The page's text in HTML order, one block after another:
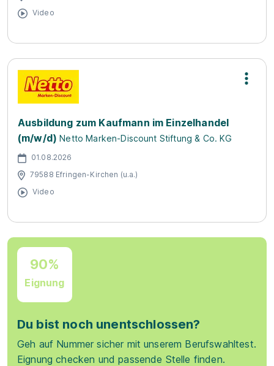
Video
Ausbildung zum Kaufmann im Einzelhandel
(m/w/d) Netto Marken-Discount Stiftung & Co. KG
01.08.2026
79588 Efringen-Kirchen (u.a.)
Video
90%
Eignung
Du bist noch unentschlossen?
Geh auf Nummer sicher mit unserem Berufswahltest.
Eignung checken und passende Stelle finden.